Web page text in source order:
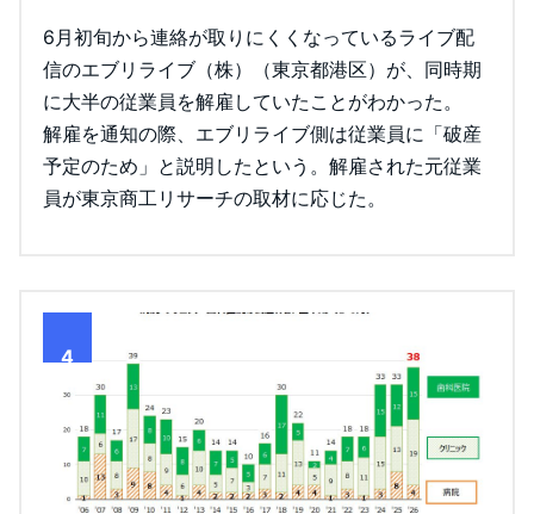
6月初旬から連絡が取りにくくなっているライブ配
信のエブリライブ（株）（東京都港区）が、同時期
に大半の従業員を解雇していたことがわかった。
解雇を通知の際、エブリライブ側は従業員に「破産
予定のため」と説明したという。解雇された元従業
員が東京商工リサーチの取材に応じた。
4